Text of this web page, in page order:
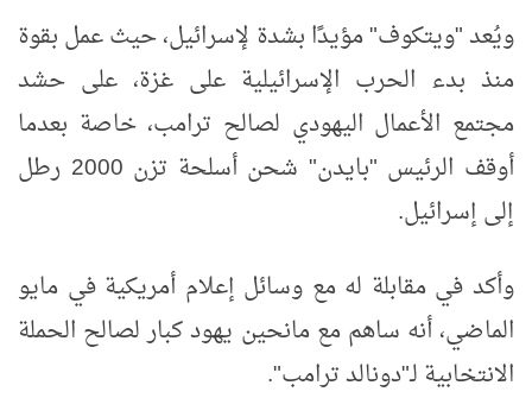
ويُعد "ويتكوف" مؤيدًا بشدة لإسرائيل، حيث عمل بقوة
منذ بدء الحرب الإسرائيلية على غزة، على حشد
مجتمع الأعمال اليهودي لصالح ترامب، خاصة بعدما
أوقف الرئيس "بايدن" شحن أسلحة تزن 2000 رطل
إلى إسرائيل.
وأكد في مقابلة له مع وسائل إعلام أمريكية في مايو
الماضي، أنه ساهم مع مانحين يهود كبار لصالح الحملة
الانتخابية لـ"دونالد ترامب".